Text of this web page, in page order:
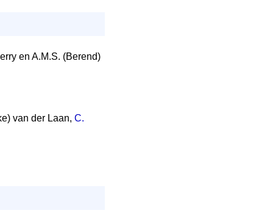
en A.M.S. (Berend)
van der Laan, C.